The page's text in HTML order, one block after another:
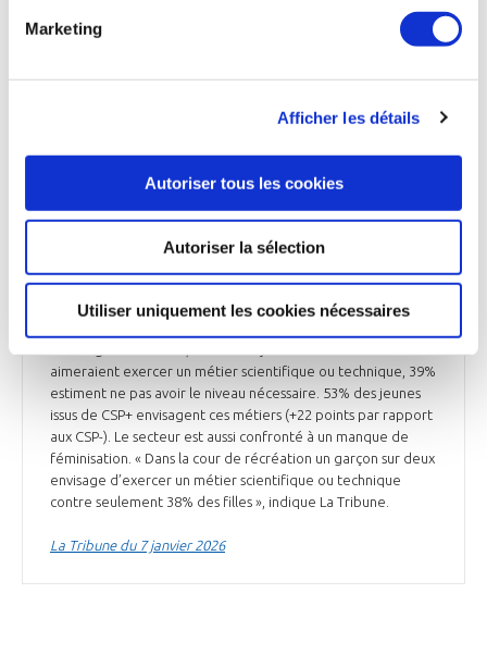
Marketing
Afficher les détails
Autoriser tous les cookies
Autoriser la sélection
Utiliser uniquement les cookies nécessaires
« Renforcer les sciences, c’est renforcer notre
Le dernier sondage Odoxa pour le MEDEF montre un intérêt
des jeunes pour les carrières scientifiques. La France fait
féminisation du secteur et de confiance. Virginie Fauvel, co-
présidente de la commission innovation, souligne : « Les
C’est un terreau sur lequel nous pouvons construire, bâtir »,
alors que la France devra former 100 000 ingénieurs et
aimeraient exercer un métier scientifique ou technique, 39%
estiment ne pas avoir le niveau nécessaire. 53% des jeunes
issus de CSP+ envisagent ces métiers (+22 points par rapport
aux CSP-). Le secteur est aussi confronté à un manque de
féminisation. « Dans la cour de récréation un garçon sur deux
envisage d’exercer un métier scientifique ou technique
contre seulement 38% des filles », indique La Tribune.
La Tribune du 7 janvier 2026